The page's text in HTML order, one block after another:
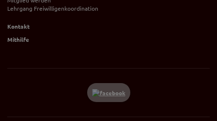
Lehrgang Freiwilligenkoordination
Kontakt
Mithilfe